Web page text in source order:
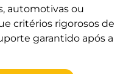
automotivas ou
critérios rigorosos de
garantido após a